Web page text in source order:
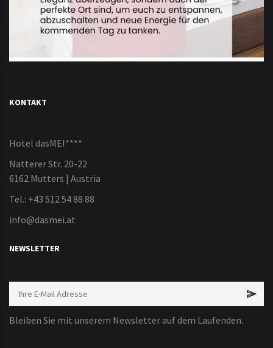
KONTAKT
Hotel dasMEI****
Natterer Str. 20-22
6162 Mutters | Austria
Tel.: +43 512 54 88 88
info@dasmei.at
NEWSLETTER
Bleiben Sie mit unserem Newsletter auf dem Laufenden.